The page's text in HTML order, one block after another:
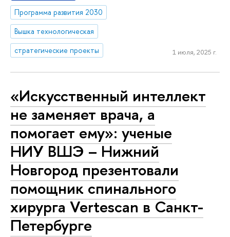
Программа развития 2030
Вышка технологическая
стратегические проекты
1 июля, 2025 г.
«Искусственный интеллект
не заменяет врача, а
помогает ему»: ученые
НИУ ВШЭ – Нижний
Новгород презентовали
помощник спинального
хирурга Vertescan в Санкт-
Петербурге